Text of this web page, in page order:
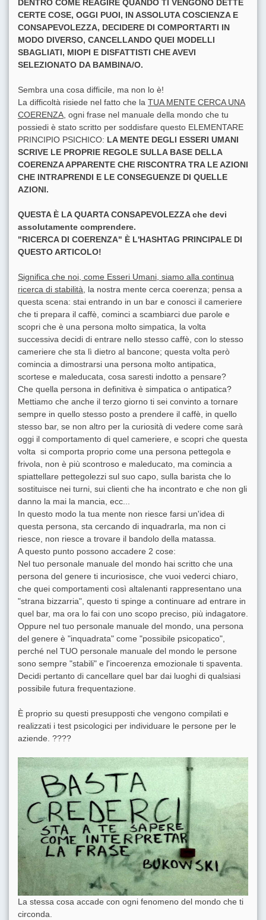
DENTRO COME REAGIRE QUANDO TI VENGONO DETTE
CERTE COSE, OGGI PUOI, IN ASSOLUTA COSCIENZA E
CONSAPEVOLEZZA, DECIDERE DI COMPORTARTI IN
MODO DIVERSO, CANCELLANDO QUEI MODELLI
SBAGLIATI, MIOPI E DISFATTISTI CHE AVEVI
SELEZIONATO DA BAMBINA/O.
Sembra una cosa difficile, ma non lo è!
La difficoltà risiede nel fatto che la TUA MENTE CERCA UNA
COERENZA , ogni frase nel manuale della mondo che tu
possiedi è stato scritto per soddisfare questo ELEMENTARE
PRINCIPIO PSICHICO: LA MENTE DEGLI ESSERI UMANI
SCRIVE LE PROPRIE REGOLE SULLA BASE DELLA
COERENZA APPARENTE CHE RISCONTRA TRA LE AZIONI
CHE INTRAPRENDI E LE CONSEGUENZE DI QUELLE
AZIONI.
QUESTA È LA QUARTA CONSAPEVOLEZZA che devi
assolutamente comprendere.
"RICERCA DI COERENZA" È L'HASHTAG PRINCIPALE DI
QUESTO ARTICOLO!
Significa che noi, come Esseri Umani, siamo alla continua
ricerca di stabilità , la nostra mente cerca coerenza; pensa a
questa scena: stai entrando in un bar e conosci il cameriere
che ti prepara il caffè, cominci a scambiarci due parole e
scopri che è una persona molto simpatica, la volta
successiva decidi di entrare nello stesso caffè, con lo stesso
cameriere che sta lì dietro al bancone; questa volta però
comincia a dimostrarsi una persona molto antipatica,
scortese e maleducata, cosa saresti indotto a pensare?
Che quella persona in definitiva è simpatica o antipatica?
Mettiamo che anche il terzo giorno ti sei convinto a tornare
sempre in quello stesso posto a prendere il caffè, in quello
stesso bar, se non altro per la curiosità di vedere come sarà
oggi il comportamento di quel cameriere, e scopri che questa
volta si comporta proprio come una persona pettegola e
frivola, non è più scontroso e maleducato, ma comincia a
spiattellare pettegolezzi sul suo capo, sulla barista che lo
sostituisce nei turni, sui clienti che ha incontrato e che non gli
danno la mai la mancia, ecc...
In questo modo la tua mente non riesce farsi un'idea di
questa persona, sta cercando di inquadrarla, ma non ci
riesce, non riesce a trovare il bandolo della matassa.
A questo punto possono accadere 2 cose:
Nel tuo personale manuale del mondo hai scritto che una
persona del genere ti incuriosisce, che vuoi vederci chiaro,
che quei comportamenti così altalenanti rappresentano una
"strana bizzarria", questo ti spinge a continuare ad entrare in
quel bar, ma ora lo fai con uno scopo preciso, più indagatore.
Oppure nel tuo personale manuale del mondo, una persona
del genere è "inquadrata" come "possibile psicopatico",
perché nel TUO personale manuale del mondo le persone
sono sempre "stabili" e l'incoerenza emozionale ti spaventa.
Decidi pertanto di cancellare quel bar dai luoghi di qualsiasi
possibile futura frequentazione.
È proprio su questi presupposti che vengono compilati e
realizzati i test psicologici per individuare le persone per le
aziende. ????
La stessa cosa accade con ogni fenomeno del mondo che ti
circonda.